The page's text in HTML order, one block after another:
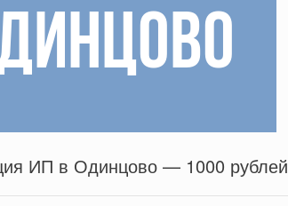
ИП в Одинцово — 1000 рублей